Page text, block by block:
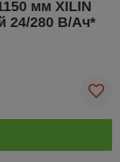
мм XILIN
24/280 В/Ач*